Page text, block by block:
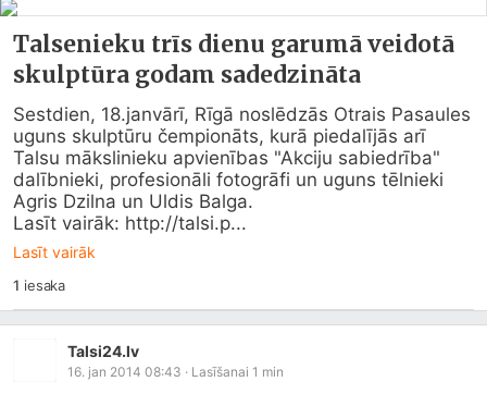
Talsenieku trīs dienu garumā veidotā
skulptūra godam sadedzināta
Sestdien, 18.janvārī, Rīgā noslēdzās Otrais Pasaules
uguns skulptūru čempionāts, kurā piedalījās arī
Talsu mākslinieku apvienības "Akciju sabiedrība"
dalībnieki, profesionāli fotogrāfi un uguns tēlnieki
Agris Dzilna un Uldis Balga.
Lasīt vairāk: http://talsi.p...
Lasīt vairāk
1 iesaka
Talsi24.lv
16. jan 2014 08:43 · Lasīšanai 1 min